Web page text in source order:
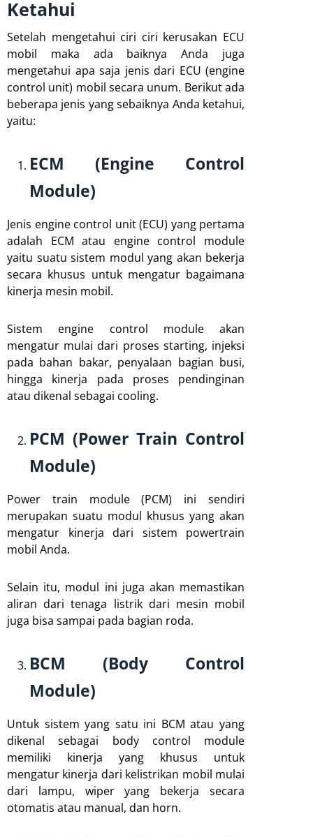
Ketahui
Setelah mengetahui ciri ciri kerusakan ECU
mobil maka ada baiknya Anda juga
mengetahui apa saja jenis dari ECU (engine
control unit) mobil secara unum. Berikut ada
beberapa jenis yang sebaiknya Anda ketahui,
yaitu:
ECM (Engine Control
Module)
Jenis engine control unit (ECU) yang pertama
adalah ECM atau engine control module
yaitu suatu sistem modul yang akan bekerja
secara khusus untuk mengatur bagaimana
kinerja mesin mobil.
Sistem engine control module akan
mengatur mulai dari proses starting, injeksi
pada bahan bakar, penyalaan bagian busi,
hingga kinerja pada proses pendinginan
atau dikenal sebagai cooling.
PCM (Power Train Control
Module)
Power train module (PCM) ini sendiri
merupakan suatu modul khusus yang akan
mengatur kinerja dari sistem powertrain
mobil Anda.
Selain itu, modul ini juga akan memastikan
aliran dari tenaga listrik dari mesin mobil
juga bisa sampai pada bagian roda.
BCM (Body Control
Module)
Untuk sistem yang satu ini BCM atau yang
dikenal sebagai body control module
memiliki kinerja yang khusus untuk
mengatur kinerja dari kelistrikan mobil mulai
dari lampu, wiper yang bekerja secara
otomatis atau manual, dan horn.